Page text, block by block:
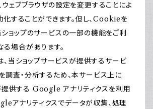
ェブブラウザの設定を変更することによ
することができます。但し、Cookieを
ショップのサービスの一部の機能をご利
場合があります。
は、当ショップサービスが提供するサービ
調査・分析するため、本サービス上に
供する Google アナリティクスを利用
アナリティクスでデータが収集、処理